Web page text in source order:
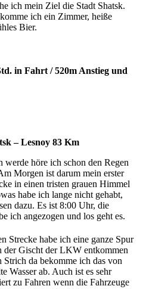
ich mein Ziel die Stadt Shatsk.
ich ein Zimmer, heiße
Bier.
in Fahrt / 520m Anstieg und
– Lesnoy 83 Km
höre ich schon den Regen
Morgen ist darum mein erster
in einen tristen grauen Himmel
habe ich lange nicht gehabt,
dazu. Es ist 8:00 Uhr, die
ich angezogen und los geht es.
Strecke habe ich eine ganze Spur
der Gischt der LKW entkommen
Strich da bekomme ich das von
Wasser ab. Auch ist es sehr
zu Fahren wenn die Fahrzeuge